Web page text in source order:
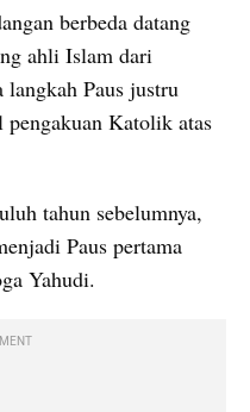
berbeda datang
ahli Islam dari
langkah Paus justru
Katolik atas
tahun sebelumnya,
Paus pertama
Yahudi.